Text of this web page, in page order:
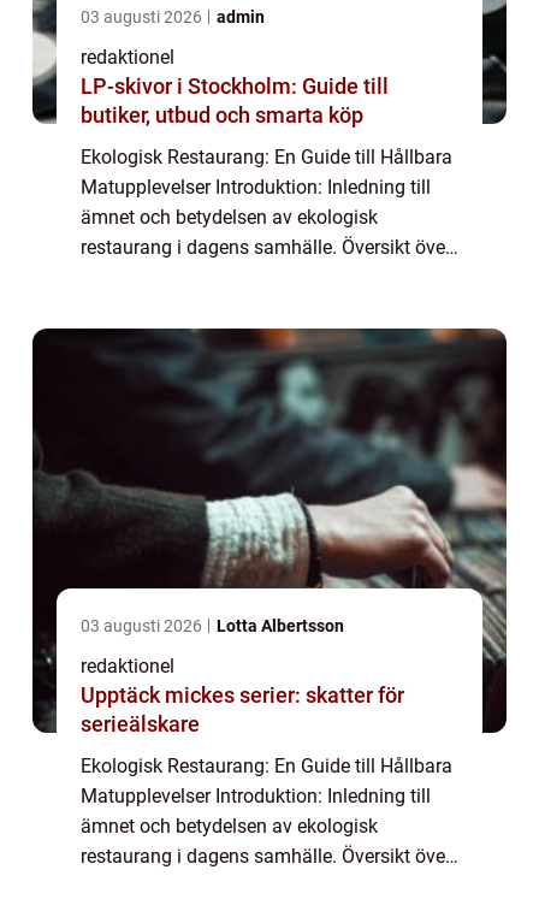
03 augusti 2026 admin
redaktionel
LP-skivor i Stockholm: Guide till
butiker, utbud och smarta köp
Ekologisk Restaurang: En Guide till Hållbara
Matupplevelser Introduktion: Inledning till
ämnet och betydelsen av ekologisk
restaurang i dagens samhälle. Översikt över
03 augusti 2026 Lotta Albertsson
redaktionel
Upptäck mickes serier: skatter för
serieälskare
Ekologisk Restaurang: En Guide till Hållbara
Matupplevelser Introduktion: Inledning till
ämnet och betydelsen av ekologisk
restaurang i dagens samhälle. Översikt över